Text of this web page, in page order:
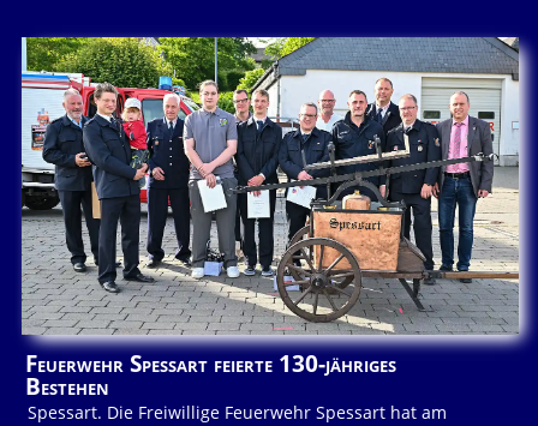
Feuerwehr Spessart feierte 130-jähriges
Bestehen
Spessart. Die Freiwillige Feuerwehr Spessart hat am